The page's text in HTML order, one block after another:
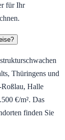
für Ihr
Thüringens und
Roßlau, Halle
€/m². Das
finden Sie